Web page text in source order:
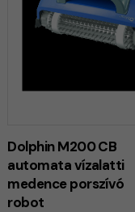
Dolphin M200 CB
automata vízalatti
medence porszívó
robot